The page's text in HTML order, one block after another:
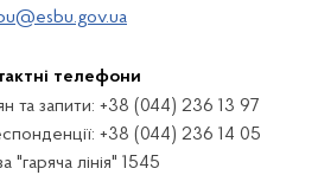
телефони
та запити: +38 (044) 236 13 97
+38 (044) 236 14 05
"гаряча лінія" 1545